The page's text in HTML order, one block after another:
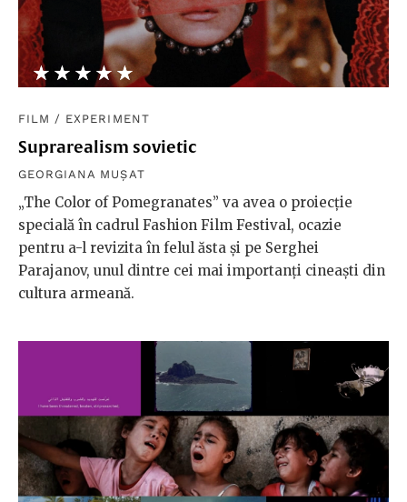
★★★★★
☆☆☆☆☆
FILM / EXPERIMENT
Suprarealism sovietic
GEORGIANA MUȘAT
„The Color of Pomegranates” va avea o proiecție
specială în cadrul Fashion Film Festival, ocazie
pentru a-l revizita în felul ăsta și pe Serghei
Parajanov, unul dintre cei mai importanți cineaști din
cultura armeană.